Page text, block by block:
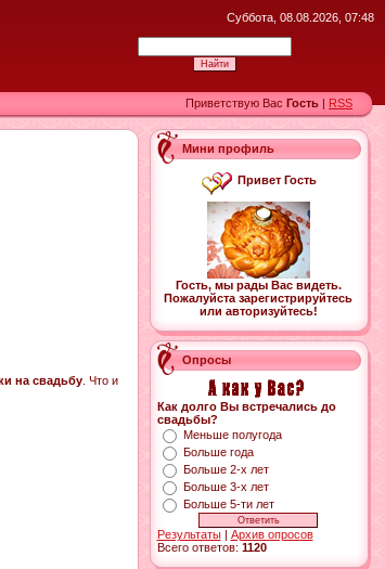
Суббота, 08.08.2026, 07:48
Приветствую Вас Гость | RSS
на свадьбу. Что и
Мини профиль
Привет Гость
Гость, мы рады Вас видеть.
Пожалуйста зарегистрируйтесь
или авторизуйтесь!
Опросы
Как долго Вы встречались до
свадьбы?
Меньше полугода
Больше года
Больше 2-х лет
Больше 3-х лет
Больше 5-ти лет
Результаты| Архив опросов
Всего ответов: 1120